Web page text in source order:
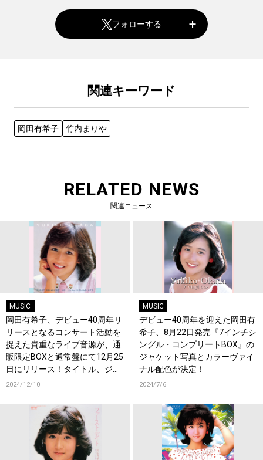
フォローする
関連キーワード
岡田有希子 竹内まりや
RELATED NEWS
関連ニュース
MUSIC
岡田有希子、デビュー40周年リ
リースとなるコンサート活動を
捉えた貴重なライブ音源が、通
販限定BOXと通常盤にて12月25
日にリリース！タイトル、ジャ
ケット、収録曲、商品仕様など
2024/12/10
MUSIC
デビュー40周年を迎えた岡田有
希子、8月22日発売『7インチシ
ングル・コンプリートBOX』の
ジャケット写真とカラーヴァイ
ナル配色が決定！
2024/7/6